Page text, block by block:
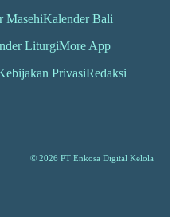
MasehiKalender Bali
LiturgiMore App
PrivasiRedaksi
© 2026 PT Enkosa Digital Kelola